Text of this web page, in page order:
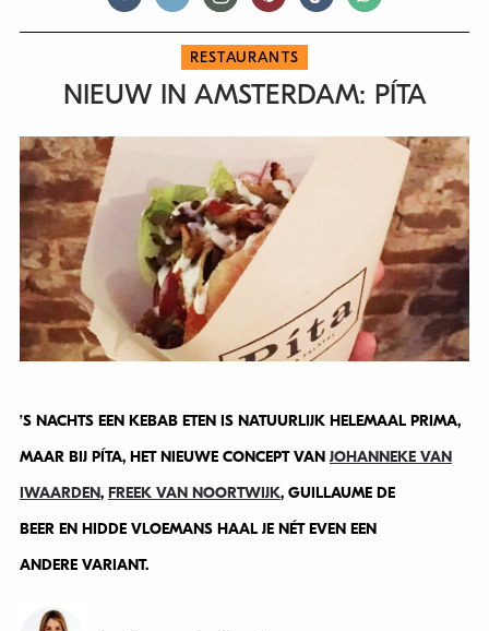
RESTAURANTS
NIEUW IN AMSTERDAM: PÍTA
’S NACHTS EEN KEBAB ETEN IS NATUURLIJK HELEMAAL PRIMA,
MAAR BIJ PÍTA, HET NIEUWE CONCEPT VAN JOHANNEKE VAN
IWAARDEN, FREEK VAN NOORTWIJK, GUILLAUME DE
BEER EN HIDDE VLOEMANS HAAL JE NÉT EVEN EEN
ANDERE VARIANT.